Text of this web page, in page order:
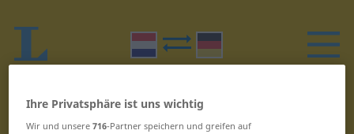
Ihre Privatsphäre ist uns wichtig
Wir und unsere716-Partner speichern und greifen auf